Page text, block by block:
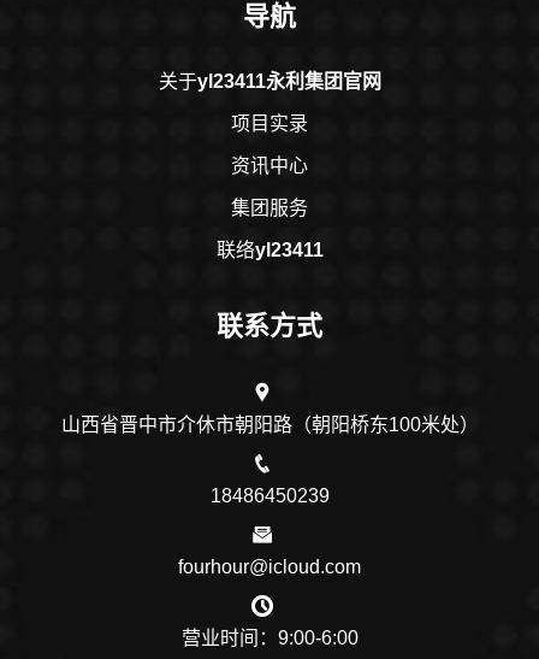
导航
关于yl23411永利集团官网
项目实录
资讯中心
集团服务
联络yl23411
联系方式
山西省晋中市介休市朝阳路（朝阳桥东100米处）
18486450239
fourhour@icloud.com
营业时间：9:00-6:00